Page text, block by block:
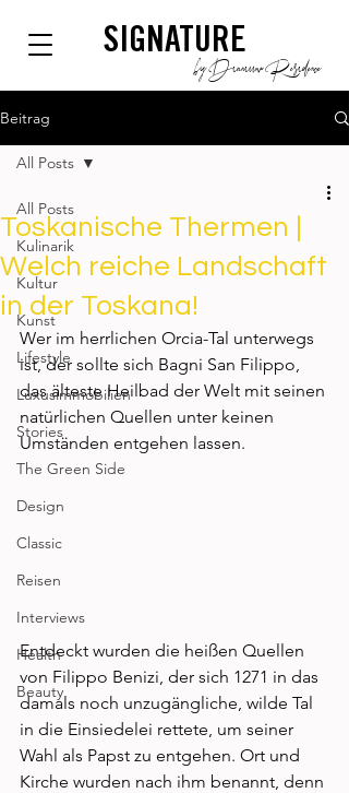
SIGNATURE
by Dianium Residence
Beitrag
All Posts
Kulinarik
Kultur
Kunst
Lifestyle
Luxusimmobilien
Stories
The Green Side
Design
Classic
Reisen
Interviews
Health
Beauty
All Posts
Toskanische Thermen |
Welch reiche Landschaft
in der Toskana!
Wer im herrlichen Orcia-Tal unterwegs
ist, der sollte sich Bagni San Filippo,
das älteste Heilbad der Welt mit seinen
natürlichen Quellen unter keinen
Umständen entgehen lassen.
Entdeckt wurden die heißen Quellen
von Filippo Benizi, der sich 1271 in das
damals noch unzugängliche, wilde Tal
in die Einsiedelei rettete, um seiner
Wahl als Papst zu entgehen. Ort und
Kirche wurden nach ihm benannt, denn